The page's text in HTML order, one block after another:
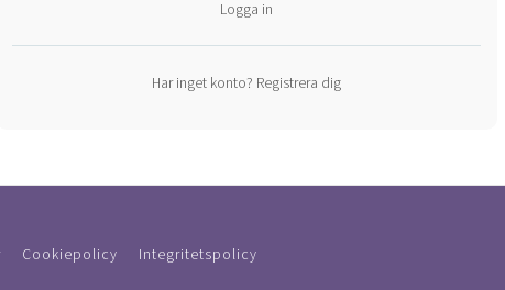
Logga in
Har inget konto? Registrera dig
Cookiepolicy Integritetspolicy